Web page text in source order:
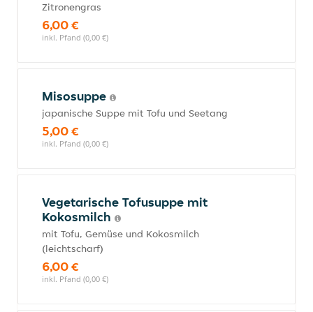
Zitronengras
6,00 €
inkl. Pfand (0,00 €)
Misosuppe
japanische Suppe mit Tofu und Seetang
5,00 €
inkl. Pfand (0,00 €)
Vegetarische Tofusuppe mit
Kokosmilch
mit Tofu, Gemüse und Kokosmilch
(leichtscharf)
6,00 €
inkl. Pfand (0,00 €)